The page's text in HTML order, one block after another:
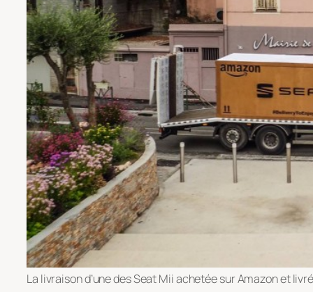
La livraison d’une des Seat Mii achetée sur Amazon et